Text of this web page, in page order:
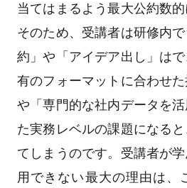
当てはまるよう最大公約数的
そのため、受講者は研修内
約」や「アイデア出し」は
有のフォーマットに合わせた
や「専門的な社内データを
た実務レベルの課題になる
てしまうのです。受講者が
用できない最大の理由は、